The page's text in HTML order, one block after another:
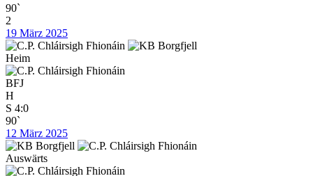
90`
2
19 März 2025
Heim
BFJ
H
S 4:0
90`
12 März 2025
Auswärts